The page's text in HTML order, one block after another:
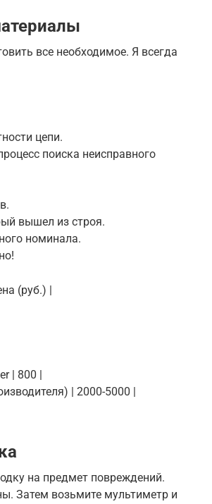
все необходимое. Я всегда
цепи.
поиска неисправного
вышел из строя.
номинала.
(руб.) |
| 800 |
| 2000-5000 |
на предмет повреждений.
Затем возьмите мультиметр и